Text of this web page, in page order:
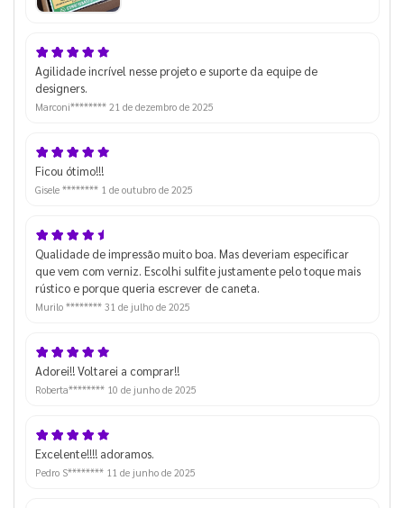
Agilidade incrível nesse projeto e suporte da equipe de
designers.
Marconi******** 21 de dezembro de 2025
Ficou ótimo!!!
Gisele ******** 1 de outubro de 2025
Qualidade de impressão muito boa. Mas deveriam especificar
que vem com verniz. Escolhi sulfite justamente pelo toque mais
rústico e porque queria escrever de caneta.
Murilo ******** 31 de julho de 2025
Adorei!! Voltarei a comprar!!
Roberta******** 10 de junho de 2025
Excelente!!!! adoramos.
Pedro S******** 11 de junho de 2025